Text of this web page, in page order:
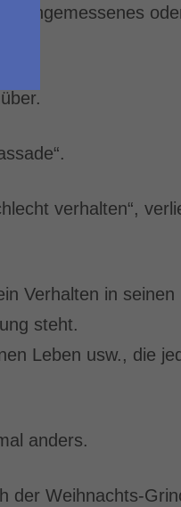
verhalten“,
Verhalten in seinen
steht.
Leben usw., die
anders.
der Weihnachts-